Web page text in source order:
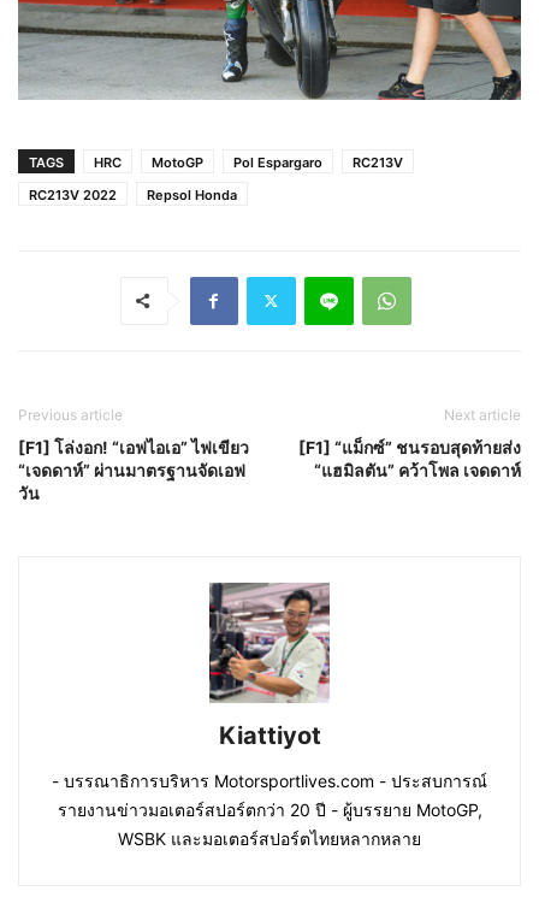
TAGS HRC MotoGP Pol Espargaro
RC213V
RC213V 2022
Repsol Honda
Previous article
[F1] โล่งอก! “เอฟไอเอ” ไฟเขียว
“เจดดาห์” ผ่านมาตรฐานจัดเอฟ
วัน
Next article
[F1] “แม็กซ์” ชนรอบสุดท้ายส่ง
“แฮมิลตัน” คว้าโพล เจดดาห์
Kiattiyot
- บรรณาธิการบริหาร Motorsportlives.com - ประสบการณ์
รายงานข่าวมอเตอร์สปอร์ตกว่า 20 ปี - ผู้บรรยาย MotoGP,
WSBK และมอเตอร์สปอร์ตไทยหลากหลาย